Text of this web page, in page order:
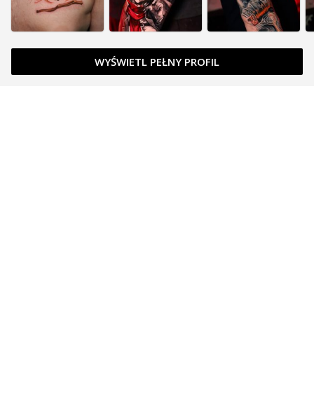
WYŚWIETL PEŁNY PROFIL